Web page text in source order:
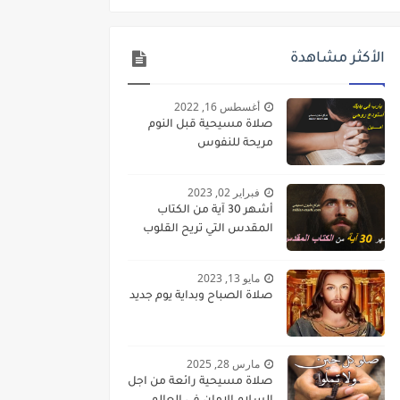
الأكثر مشاهدة
أغسطس 16, 2022
صلاة مسيحية قبل النوم
مريحة للنفوس
فبراير 02, 2023
أشهر 30 آية من الكتاب
المقدس التي تريح القلوب
مايو 13, 2023
صلاة الصباح وبداية يوم جديد
مارس 28, 2025
صلاة مسيحية رائعة من اجل